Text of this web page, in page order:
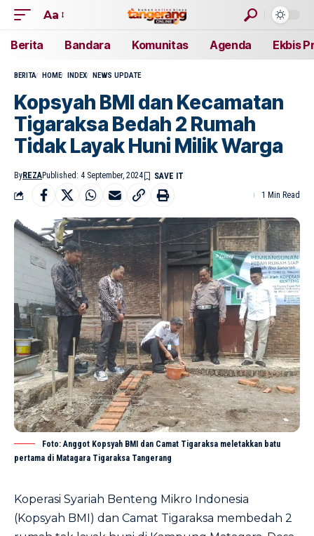
Aa
Berita Bandara Komunitas Agenda Ekbis
BERITA HOME INDEX NEWS UPDATE
Kopsyah BMI dan Kecamatan
Tigaraksa Bedah 2 Rumah
Tidak Layak Huni Milik Warga
ByREZAPublished: 4 September, 2024
1 Min Read
Foto: Anggot Kopsyah BMI dan Camat Tigaraksa meletakkan batu
pertama di Matagara Tigaraksa Tangerang
Koperasi Syariah Benteng Mikro Indonesia
(Kopsyah BMI) dan Camat Tigaraksa membedah 2